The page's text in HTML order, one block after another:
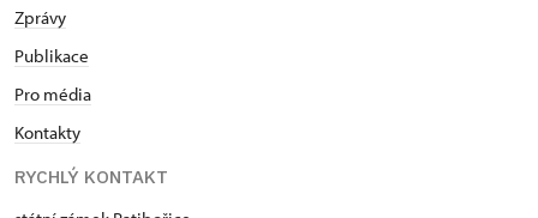
Zprávy
Publikace
Pro média
Kontakty
RYCHLÝ KONTAKT